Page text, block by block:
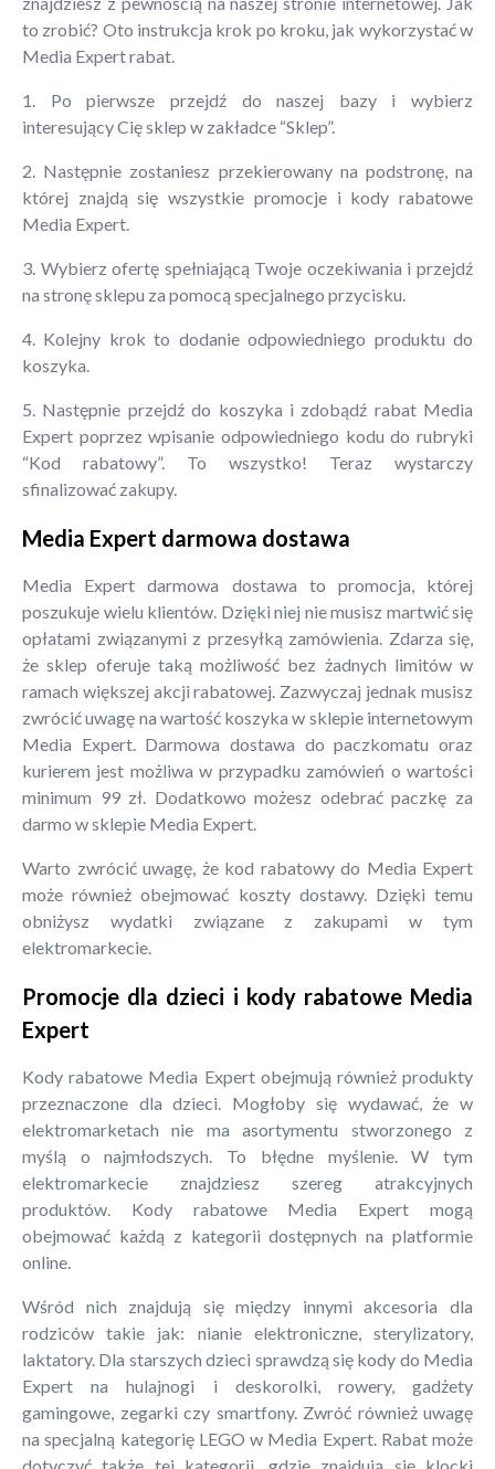
to zrobić? Oto instrukcja krok po kroku, jak wykorzystać w
Media Expert rabat.
1. Po pierwsze przejdź do naszej bazy i wybierz
interesujący Cię sklep w zakładce “Sklep”.
2. Następnie zostaniesz przekierowany na podstronę, na
której znajdą się wszystkie promocje i kody rabatowe
Media Expert.
3. Wybierz ofertę spełniającą Twoje oczekiwania i przejdź
na stronę sklepu za pomocą specjalnego przycisku.
4. Kolejny krok to dodanie odpowiedniego produktu do
koszyka.
5. Następnie przejdź do koszyka i zdobądź rabat Media
Expert poprzez wpisanie odpowiedniego kodu do rubryki
“Kod rabatowy”. To wszystko! Teraz wystarczy
sfinalizować zakupy.
Media Expert darmowa dostawa
Media Expert darmowa dostawa to promocja, której
poszukuje wielu klientów. Dzięki niej nie musisz martwić się
opłatami związanymi z przesyłką zamówienia. Zdarza się,
że sklep oferuje taką możliwość bez żadnych limitów w
ramach większej akcji rabatowej. Zazwyczaj jednak musisz
zwrócić uwagę na wartość koszyka w sklepie internetowym
Media Expert. Darmowa dostawa do paczkomatu oraz
kurierem jest możliwa w przypadku zamówień o wartości
minimum 99 zł. Dodatkowo możesz odebrać paczkę za
darmo w sklepie Media Expert.
Warto zwrócić uwagę, że kod rabatowy do Media Expert
może również obejmować koszty dostawy. Dzięki temu
obniżysz wydatki związane z zakupami w tym
elektromarkecie.
Promocje dla dzieci i kody rabatowe Media
Expert
Kody rabatowe Media Expert obejmują również produkty
przeznaczone dla dzieci. Mogłoby się wydawać, że w
elektromarketach nie ma asortymentu stworzonego z
myślą o najmłodszych. To błędne myślenie. W tym
elektromarkecie znajdziesz szereg atrakcyjnych
produktów. Kody rabatowe Media Expert mogą
obejmować każdą z kategorii dostępnych na platformie
online.
Wśród nich znajdują się między innymi akcesoria dla
rodziców takie jak: nianie elektroniczne, sterylizatory,
laktatory. Dla starszych dzieci sprawdzą się kody do Media
Expert na hulajnogi i deskorolki, rowery, gadżety
gamingowe, zegarki czy smartfony. Zwróć również uwagę
na specjalną kategorię LEGO w Media Expert. Rabat może